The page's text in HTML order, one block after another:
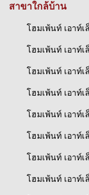
สาขาใกล้บ้าน
โฮมเพ้นท์ เอาท์เ
โฮมเพ้นท์ เอาท์
โฮมเพ้นท์ เอาท์
โฮมเพ้นท์ เอาท์
โฮมเพ้นท์ เอาท์
โฮมเพ้นท์ เอาท์
โฮมเพ้นท์ เอาท์
โฮมเพ้นท์ เอาท์